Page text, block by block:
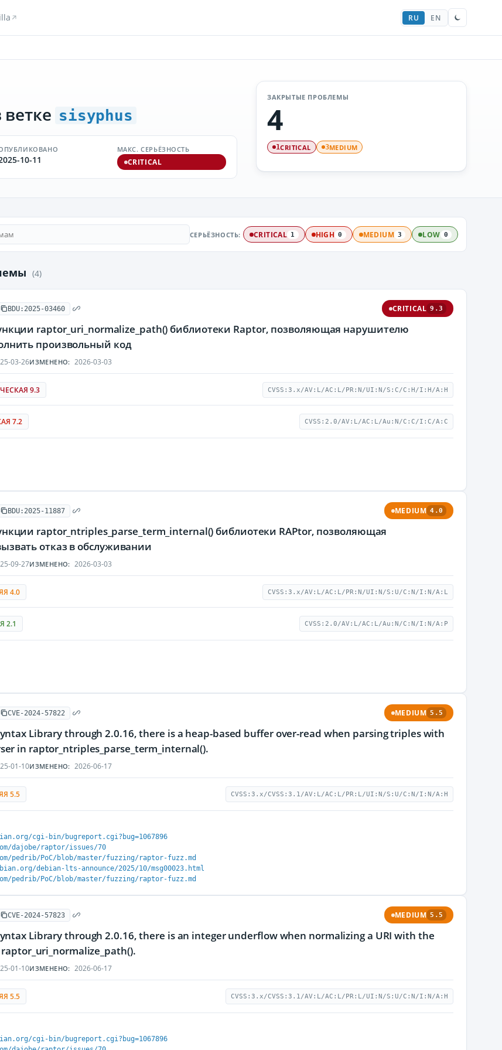
RU EN
ветке sisyphus
10-11
МАКС. СЕРЬЁЗНОСТЬ
CRITICAL
ЗАКРЫТЫЕ ПРОБЛЕМЫ
4
1CRITICAL 3MEDIUM
СЕРЬЁЗНОСТЬ: CRITICAL 1 HIGH 0 MEDIUM 3 LOW 0
(4)
BDU:2025-03460 CRITICAL 9.3
raptor_uri_normalize_path() библиотеки Raptor, позволяющая нарушителю
произвольный код
03-26ИЗМЕНЕНО: 2026-03-03
9.3 CVSS:3.x/AV:L/AC:L/PR:N/UI:N/S:C/C:H/I:H/A:H
7.2 CVSS:2.0/AV:L/AC:L/Au:N/C:C/I:C/A:C
BDU:2025-11887 MEDIUM 4.0
raptor_ntriples_parse_term_internal() библиотеки RAPtor, позволяющая
отказ в обслуживании
09-27ИЗМЕНЕНО: 2026-03-03
4.0 CVSS:3.x/AV:L/AC:L/PR:N/UI:N/S:U/C:N/I:N/A:L
2.1 CVSS:2.0/AV:L/AC:L/Au:N/C:N/I:N/A:P
CVE-2024-57822 MEDIUM 5.5
Library through 2.0.16, there is a heap-based buffer over-read when parsing triples with
in raptor_ntriples_parse_term_internal().
01-10ИЗМЕНЕНО: 2026-06-17
5.5 CVSS:3.x/CVSS:3.1/AV:L/AC:L/PR:L/UI:N/S:U/C:N/I:N/A:H
cgi-bin/bugreport.cgi?bug=1067896
dajobe/raptor/issues/70
pedrib/PoC/blob/master/fuzzing/raptor-fuzz.md
debian-lts-announce/2025/10/msg00023.html
pedrib/PoC/blob/master/fuzzing/raptor-fuzz.md
CVE-2024-57823 MEDIUM 5.5
Library through 2.0.16, there is an integer underflow when normalizing a URI with the
01-10ИЗМЕНЕНО: 2026-06-17
5.5 CVSS:3.x/CVSS:3.1/AV:L/AC:L/PR:L/UI:N/S:U/C:N/I:N/A:H
cgi-bin/bugreport.cgi?bug=1067896